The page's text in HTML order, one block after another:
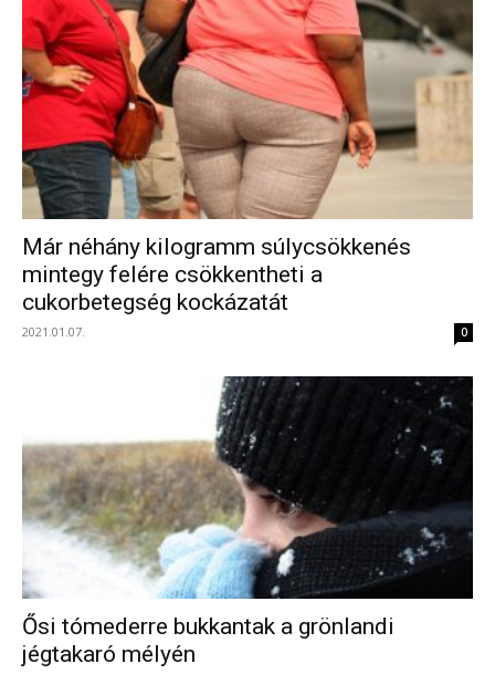
Már néhány kilogramm súlycsökkenés
mintegy felére csökkentheti a
cukorbetegség kockázatát
2021.01.07. 0
Ősi tómederre bukkantak a grönlandi
jégtakaró mélyén